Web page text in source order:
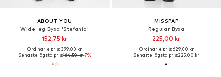
ABOUT YOU
Wide leg Byxa 'Stefania'
152,75 kr
Ordinarie pris: 399,00 kr
Senaste lägsta pris:164,50 kr-7%
MISSPAP
Regular Byxa
225,00 kr
Ordinarie pris: 629,00 kr
Senaste lägsta pris:225,00 kr